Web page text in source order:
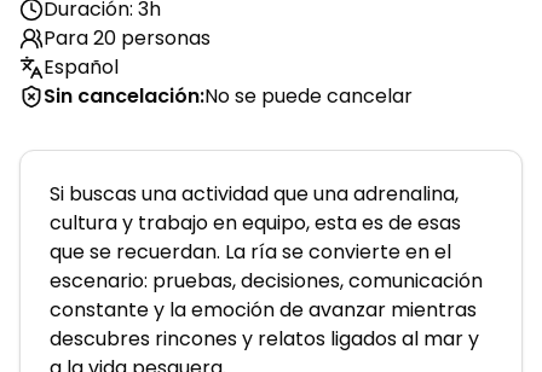
Duración: 3h
Para 20 personas
Español
Sin cancelación:No se puede cancelar
Si buscas una actividad que una adrenalina,
cultura y trabajo en equipo, esta es de esas
que se recuerdan. La ría se convierte en el
escenario: pruebas, decisiones, comunicación
constante y la emoción de avanzar mientras
descubres rincones y relatos ligados al mar y